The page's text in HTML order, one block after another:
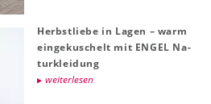
Herbst­lie­be in Lagen – warm
ein­ge­ku­schelt mit ENGEL Na­
tur­klei­dung
wei­ter­le­sen